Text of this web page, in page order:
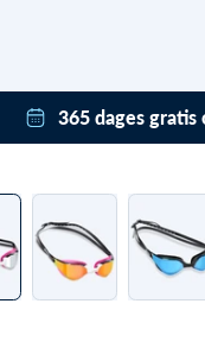
365 dages
gratis gennem vores
retursystem. Ved
returnering har du